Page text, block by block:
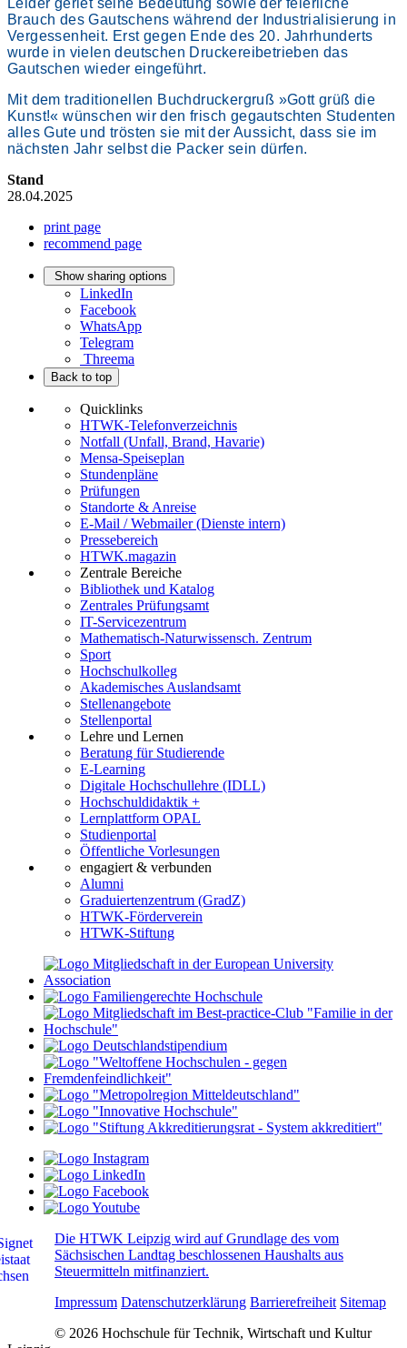
Leider geriet seine Bedeutung sowie der feierliche
Brauch des Gautschens während der Industrialisierung in
Vergessenheit. Erst gegen Ende des 20. Jahrhunderts
wurde in vielen deutschen Druckereibetrieben das
Gautschen wieder eingeführt.
Mit dem traditionellen Buchdruckergruß »Gott grüß die
Kunst!« wünschen wir den frisch gegautschten Studenten
alles Gute und trösten sie mit der Aussicht, dass sie im
nächsten Jahr selbst die Packer sein dürfen.
Stand
28.04.2025
print page
recommend page
Show sharing options
LinkedIn
Facebook
WhatsApp
Telegram
Threema
Back to top
Quicklinks
HTWK-Telefonverzeichnis
Notfall (Unfall, Brand, Havarie)
Mensa-Speiseplan
Stundenpläne
Prüfungen
Standorte & Anreise
E-Mail / Webmailer (Dienste intern)
Pressebereich
HTWK.magazin
Zentrale Bereiche
Bibliothek und Katalog
Zentrales Prüfungsamt
IT-Servicezentrum
Mathematisch-Naturwissensch. Zentrum
Sport
Hochschulkolleg
Akademisches Auslandsamt
Stellenangebote
Stellenportal
Lehre und Lernen
Beratung für Studierende
E-Learning
Digitale Hochschullehre (IDLL)
Hochschuldidaktik +
Lernplattform OPAL
Studienportal
Öffentliche Vorlesungen
engagiert & verbunden
Alumni
Graduiertenzentrum (GradZ)
HTWK-Förderverein
HTWK-Stiftung
Die HTWK Leipzig wird auf Grundlage des vom
Sächsischen Landtag beschlossenen Haushalts aus
Steuermitteln mitfinanziert.
Impressum Datenschutzerklärung Barrierefreiheit Sitemap
© 2026 Hochschule für Technik, Wirtschaft und Kultur